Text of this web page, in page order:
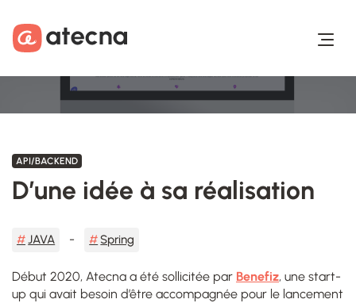
API/BACKEND
D’une idée à sa réalisation
JAVA Spring
Début 2020, Atecna a été sollicitée par Benefiz, une start-
up qui avait besoin d’être accompagnée pour le lancement